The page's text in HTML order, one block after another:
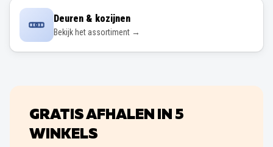
Deuren & kozijnen
Bekijk het assortiment →
GRATIS AFHALEN IN 5
WINKELS